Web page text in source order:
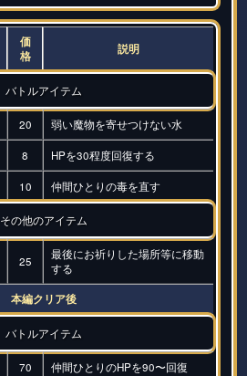
価
格
説明
バトルアイテム
20 弱い魔物を寄せつけない水
8 HPを30程度回復する
10 仲間ひとりの毒を直す
その他のアイテム
25
最後にお祈りした場所等に移動
する
本編クリア後
バトルアイテム
70 仲間ひとりのHPを90〜回復